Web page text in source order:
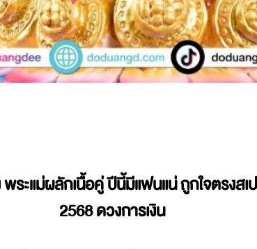
ระแม่ผลักเนื้อคู่ ปีนี้มีแฟนแน่ ถูกใจตรงส
2568ดวงการเงิน